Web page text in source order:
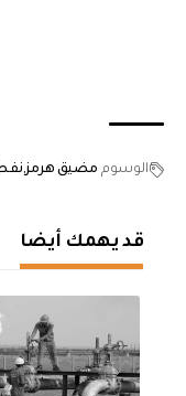
الوسوم مضيق هرمز
قد يهمك أيضا